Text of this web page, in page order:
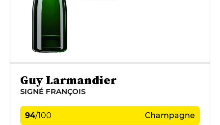
Guy Larmandier
SIGNÉ FRANÇOIS
94/100 Champagne